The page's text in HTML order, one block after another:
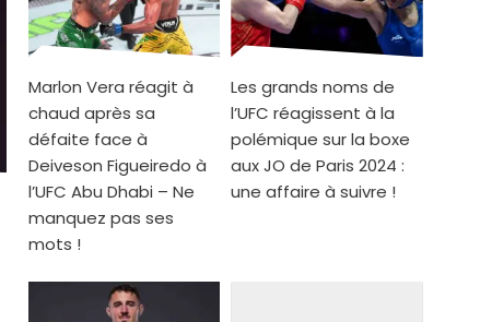
Marlon Vera réagit à
chaud après sa
défaite face à
Deiveson Figueiredo à
l’UFC Abu Dhabi – Ne
manquez pas ses
mots !
Les grands noms de
l’UFC réagissent à la
polémique sur la boxe
aux JO de Paris 2024 :
une affaire à suivre !